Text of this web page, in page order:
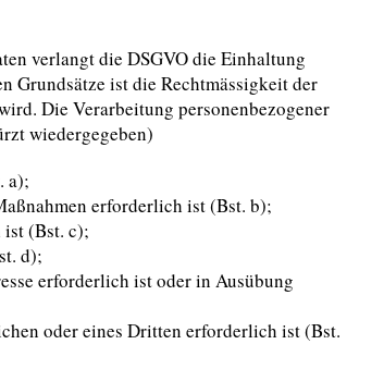
verlangt die DSGVO die Einhaltung
Grundsätze ist die Rechtmässigkeit der
Die Verarbeitung personenbezogener
wiedergegeben)
a);
erforderlich ist (Bst. b);
(Bst. c);
d);
erforderlich ist oder in Ausübung
oder eines Dritten erforderlich ist (Bst.